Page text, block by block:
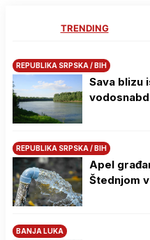
TRENDING
REPUBLIKA SRPSKA / BIH
Sava blizu
REPUBLIKA SRPSKA / BIH
Apel
Štednjom
BANJA LUKA